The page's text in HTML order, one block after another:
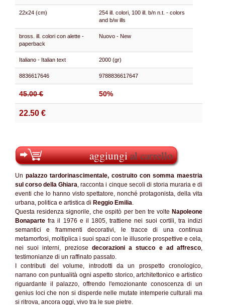
22x24 (cm)
254 ill. colori, 100 ill. b/n n.t. - colors
and b/w ills
bross. ill. colori con alette -
paperback
Nuovo - New
Italiano - Italian text 2000 (gr)
8836617646 9788836617647
45.00 € 50%
22.50 €
aggiungial carrello
Un palazzo tardorinascimentale, costruito con somma maestria
sul corso della Ghiara, racconta i cinque secoli di storia muraria e di
eventi che lo hanno visto spettatore, nonché protagonista, della vita
urbana, politica e artistica di Reggio Emilia.
Questa residenza signorile, che ospitò per ben tre volte Napoleone
Bonaparte fra il 1976 e il 1805, trattiene nei suoi cortili, tra indizi
semantici e frammenti decorativi, le tracce di una continua
metamorfosi, moltiplica i suoi spazi con le illusorie prospettive e cela,
nei suoi interni, preziose decorazioni a stucco e ad affresco,
testimonianze di un raffinato passato.
I contributi del volume, introdotti da un prospetto cronologico,
narrano con puntualità ogni aspetto storico, artchitettonico e artistico
riguardante il palazzo, offrendo l'emozionante conoscenza di un
genius loci che non si disperde nelle mutate intemperie culturali ma
si ritrova, ancora oggi, vivo tra le sue pietre.